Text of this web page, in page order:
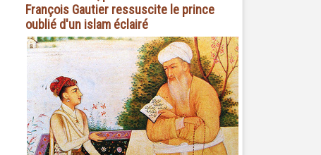
François Gautier ressuscite le prince
oublié d'un islam éclairé